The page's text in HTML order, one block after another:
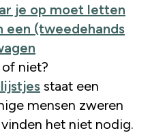
je op moet letten
een (tweedehands
niet?
staat een
mensen zweren
het niet nodig.